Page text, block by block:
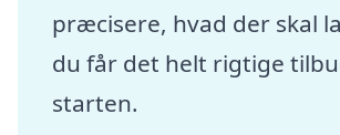
præcisere, hvad der skal
du får det helt rigtige
starten.